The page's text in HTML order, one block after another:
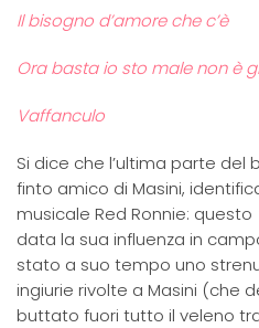
Il bisogno d’amore che c’è
Ora basta io sto male non è
Vaffanculo
Si dice che l’ultima parte
finto amico di Masini,
musicale Red Ronnie: questo
data la sua influenza in
stato a suo tempo uno
ingiurie rivolte a Masini (che
buttato fuori tutto il veleno